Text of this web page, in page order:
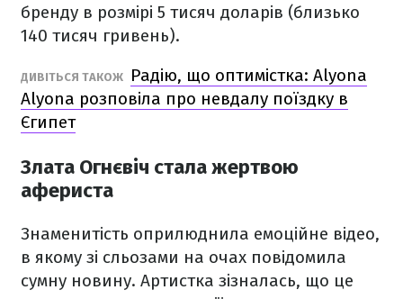
бренду в розмірі 5 тисяч доларів (близько
140 тисяч гривень).
ДИВІТЬСЯ ТАКОЖ
Радію, що оптимістка: Alyona
Alyona розповіла про невдалу поїздку в
Єгипет
Злата Огнєвіч стала жертвою
афериста
Знаменитість оприлюднила емоційне відео,
в якому зі сльозами на очах повідомила
сумну новину. Артистка зізналась, що це